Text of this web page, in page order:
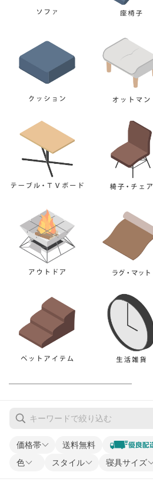
価格帯 送料無料
色 スタイル 寝具サイズ